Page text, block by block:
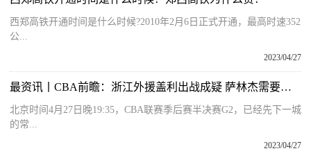
西郑高铁开通时间是什么时候?2010年2月6日正式开通，最高时速352
公...
2023/04/27
最资讯丨CBA前瞻：浙江外援盖利出战成疑 萨林杰需要更多帮手
北京时间4月27日晚19:35，CBA联赛季后赛半决赛G2，已经先下一城
的常...
2023/04/27